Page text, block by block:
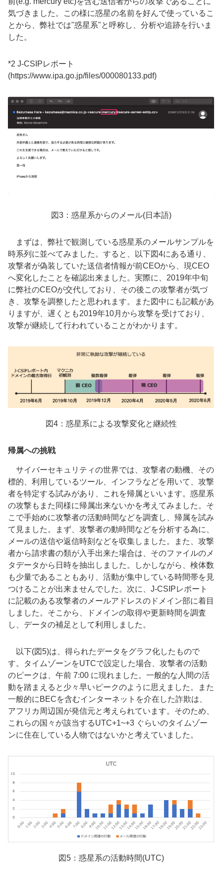
気づきました。この様に惑星の名前を好んで使っているこ
とから、弊社では"惑星系"と呼称し、分析や追跡を行いま
した。
*2 J-CSIPレポート
(https://www.ipa.go.jp/files/000080133.pdf)
図3：惑星系からのメール(日本語)
まずは、弊社で観測している惑星系のメールサンプルを
時系列に並べてみました。すると、以下図4にある通り、
攻撃者が偽装していた送信者情報が前CEOから、現CEO
へ変化したことを確認出来ました。実際に、2019年中旬
に弊社のCEOが交代しており、その後この攻撃者が気づ
き、攻撃を調整したと思われます。
また図中にも記載があ
りますが、遅くとも2019年10月から攻撃を受けており、
攻撃が継続して行われていることがわかります。
図4：惑星系による攻撃変化と継続性
帰属への挑戦
サイバーセキュリティの世界では、攻撃者の動機、その
標的、利用しているツール、インフラなどを用いて、攻撃
者を特定する試みがあり、これを帰属といいます。惑星系
の攻撃もまた同様に帰属出来ないかを考えてみました。そ
こで手始めに攻撃者の活動時間などを調査し、帰属を試み
て見ました。まず、攻撃者の動時間などを分析する為に、
メールの送信や返信時刻などを収集しました。また、攻撃
者から請求書の類が入手出来た場合は、そのファイルのメ
タデータから日時を抽出しました。しかしながら、検体数
も少量であることもあり、活動が集中している時間帯を見
つけることが出来ませんでした。次に、J-CSIPレポート
に記載のある攻撃者のメールアドレスのドメイン部に着目
しました。そこから、ドメインの取得や更新時間を調査
し、データの補足として利用しました。
以下(図5)は、得られたデータをグラフ化したもので
す。タイムゾーンをUTCで設定した場合、攻撃者の活動
のピークは、午前 7:00 に現れました。一般的な人間の活
動を踏まえると少々早いピークのように思えました。また
一般的にBECを含むインターネットを介在した詐欺は、
アフリカ周辺国が発信元と考えられています。そのため、
これらの国々が該当するUTC+1~+3 ぐらいのタイムゾー
ンに住在している人物ではないかと考えていました。
図5：惑星系の活動時間(UTC)